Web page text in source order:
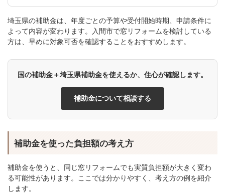
埼玉県の補助金は、年度ごとの予算や受付開始時期、申請条件に
よって内容が変わります。入間市で窓リフォームを検討している
方は、早めに対象可否を確認することをおすすめします。
国の補助金＋埼玉県補助金を使えるか、住心が確認します。
補助金について相談する
補助金を使った負担額の考え方
補助金を使うと、同じ窓リフォームでも実質負担額が大きく変わ
る可能性があります。ここでは分かりやすく、考え方の例を紹介
します。